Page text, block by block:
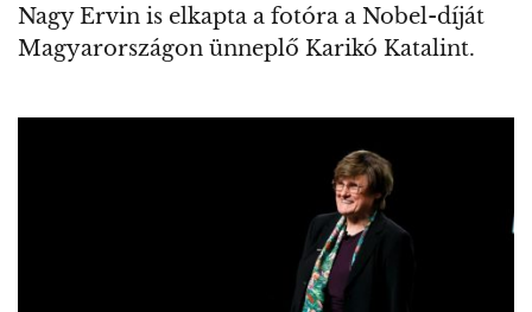
Nagy Ervin is elkapta a fotóra a Nobel-díját
Magyarországon ünneplő Karikó Katalint.